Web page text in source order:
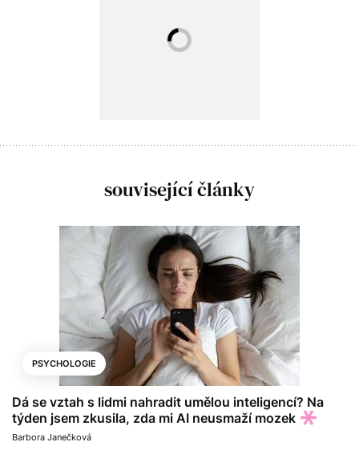
související články
PSYCHOLOGIE
Dá se vztah s lidmi nahradit umělou inteligencí? Na
týden jsem zkusila, zda mi AI neusmaží mozek
Barbora Janečková